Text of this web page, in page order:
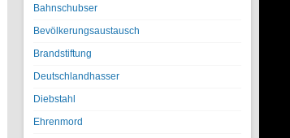
Bahnschubser
Bevölkerungsaustausch
Brandstiftung
Deutschlandhasser
Diebstahl
Ehrenmord